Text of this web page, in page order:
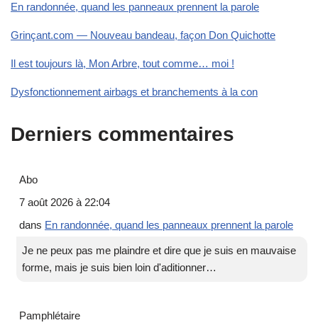
En randonnée, quand les panneaux prennent la parole
Grinçant.com — Nouveau bandeau, façon Don Quichotte
Il est toujours là, Mon Arbre, tout comme… moi !
Dysfonctionnement airbags et branchements à la con
Derniers commentaires
Abo
7 août 2026 à 22:04
dans En randonnée, quand les panneaux prennent la parole
Je ne peux pas me plaindre et dire que je suis en mauvaise
forme, mais je suis bien loin d'aditionner…
Pamphlétaire